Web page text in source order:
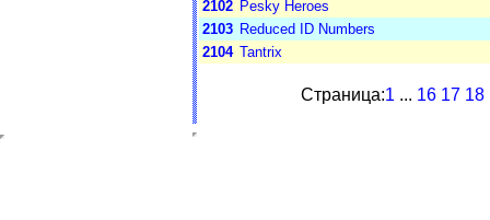
2102 Pesky Heroes
2103 Reduced ID Numbers
2104 Tantrix
Страница:1 ... 16 17 18